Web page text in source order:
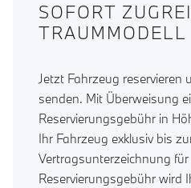
SOFORT
TRAUMMODELL
Jetzt Fahrzeug reservieren
senden. Mit Überweisung
Reservierungsgebühr in
Ihr Fahrzeug exklusiv bis
Vertragsunterzeichnung für
Reservierungsgebühr wird